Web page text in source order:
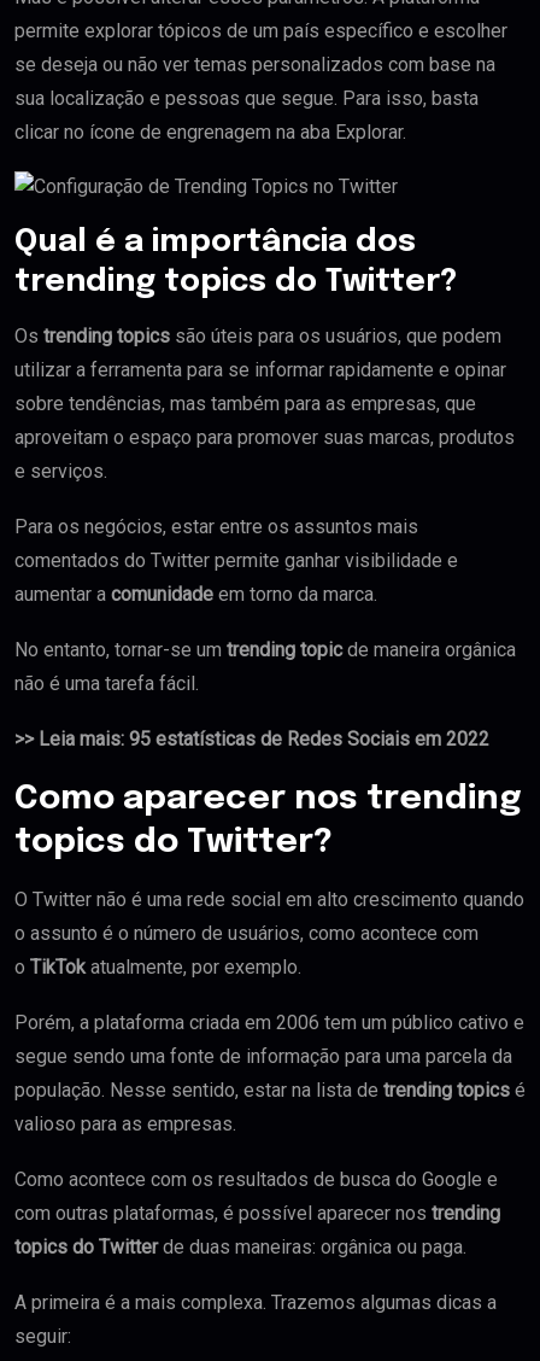
permite explorar tópicos de um país específico e escolher
se deseja ou não ver temas personalizados com base na
sua localização e pessoas que segue. Para isso, basta
clicar no ícone de engrenagem na aba Explorar.
Qual é a importância dos
trending topics do Twitter?
Os trending topics são úteis para os usuários, que podem
utilizar a ferramenta para se informar rapidamente e opinar
sobre tendências, mas também para as empresas, que
aproveitam o espaço para promover suas marcas, produtos
e serviços.
Para os negócios, estar entre os assuntos mais
comentados do Twitter permite ganhar visibilidade e
aumentar a comunidade em torno da marca.
No entanto, tornar-se um trending topicde maneira orgânica
não é uma tarefa fácil.
>> Leia mais: 95 estatísticas de Redes Sociais em 2022
Como aparecer nos trending
topics do Twitter?
O Twitter não é uma rede social em alto crescimento quando
o assunto é o número de usuários, como acontece com
o TikTok atualmente, por exemplo.
Porém, a plataforma criada em 2006 tem um público cativo e
segue sendo uma fonte de informação para uma parcela da
população. Nesse sentido, estar na lista de trending topics é
valioso para as empresas.
Como acontece com os resultados de busca do Google e
com outras plataformas, é possível aparecer nos trending
topics do Twitterde duas maneiras: orgânica ou paga.
A primeira é a mais complexa. Trazemos algumas dicas a
seguir: